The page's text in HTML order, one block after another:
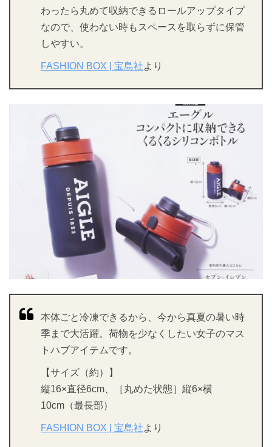
わったら丸めて収納できるロールアップタイプ
なので、使わない時もスペースを取らずに保管
しやすい。
FASHION BOX | 宝島社より
本体ごと冷凍できるから、今から真夏の暑い時
季まで大活躍。荷物を少なくしたい女子のマス
トハブアイテムです。
【サイズ（約）】
縦16×直径6cm、［丸めた状態］縦6×横
10cm（最長部）
FASHION BOX | 宝島社より